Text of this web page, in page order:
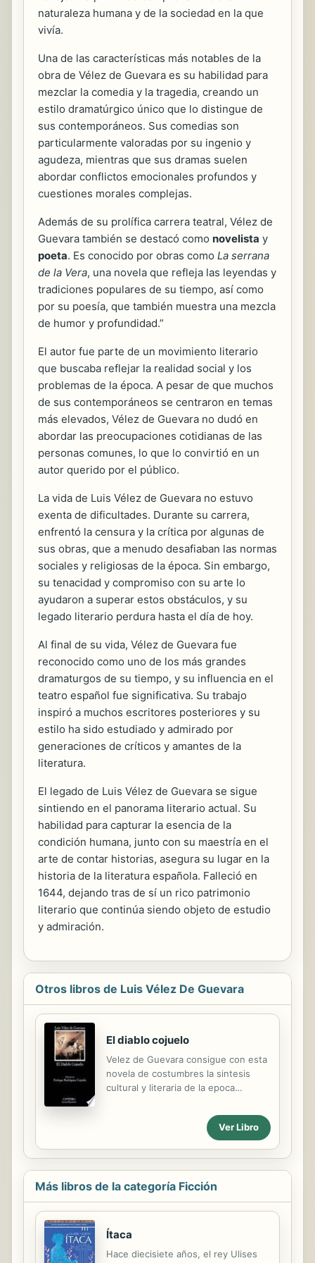
naturaleza humana y de la sociedad en la que
vivía.
Una de las características más notables de la
obra de Vélez de Guevara es su habilidad para
mezclar la comedia y la tragedia, creando un
estilo dramatúrgico único que lo distingue de
sus contemporáneos. Sus comedias son
particularmente valoradas por su ingenio y
agudeza, mientras que sus dramas suelen
abordar conflictos emocionales profundos y
cuestiones morales complejas.
Además de su prolífica carrera teatral, Vélez de
Guevara también se destacó como novelista y
poeta. Es conocido por obras como La serrana
de la Vera, una novela que refleja las leyendas y
tradiciones populares de su tiempo, así como
por su poesía, que también muestra una mezcla
de humor y profundidad.”
El autor fue parte de un movimiento literario
que buscaba reflejar la realidad social y los
problemas de la época. A pesar de que muchos
de sus contemporáneos se centraron en temas
más elevados, Vélez de Guevara no dudó en
abordar las preocupaciones cotidianas de las
personas comunes, lo que lo convirtió en un
autor querido por el público.
La vida de Luis Vélez de Guevara no estuvo
exenta de dificultades. Durante su carrera,
enfrentó la censura y la crítica por algunas de
sus obras, que a menudo desafiaban las normas
sociales y religiosas de la época. Sin embargo,
su tenacidad y compromiso con su arte lo
ayudaron a superar estos obstáculos, y su
legado literario perdura hasta el día de hoy.
Al final de su vida, Vélez de Guevara fue
reconocido como uno de los más grandes
dramaturgos de su tiempo, y su influencia en el
teatro español fue significativa. Su trabajo
inspiró a muchos escritores posteriores y su
estilo ha sido estudiado y admirado por
generaciones de críticos y amantes de la
literatura.
El legado de Luis Vélez de Guevara se sigue
sintiendo en el panorama literario actual. Su
habilidad para capturar la esencia de la
condición humana, junto con su maestría en el
arte de contar historias, asegura su lugar en la
historia de la literatura española. Falleció en
1644, dejando tras de sí un rico patrimonio
literario que continúa siendo objeto de estudio
y admiración.
Otros libros de Luis Vélez De Guevara
El diablo cojuelo
Velez de Guevara consigue con esta
novela de costumbres la sintesis
cultural y literaria de la epoca
saber: de Luciano a Fray Luis, la
literatura viva de su tiempo. Todo
ello enlazado por la anecdota del
diablo como guia, y sostenido con un
lenguaje plegado sobre si mismo con
gran ingenio.
Ver Libro
Más libros de la categoría Ficción
Ítaca
Hace diecisiete años, el rey Ulises